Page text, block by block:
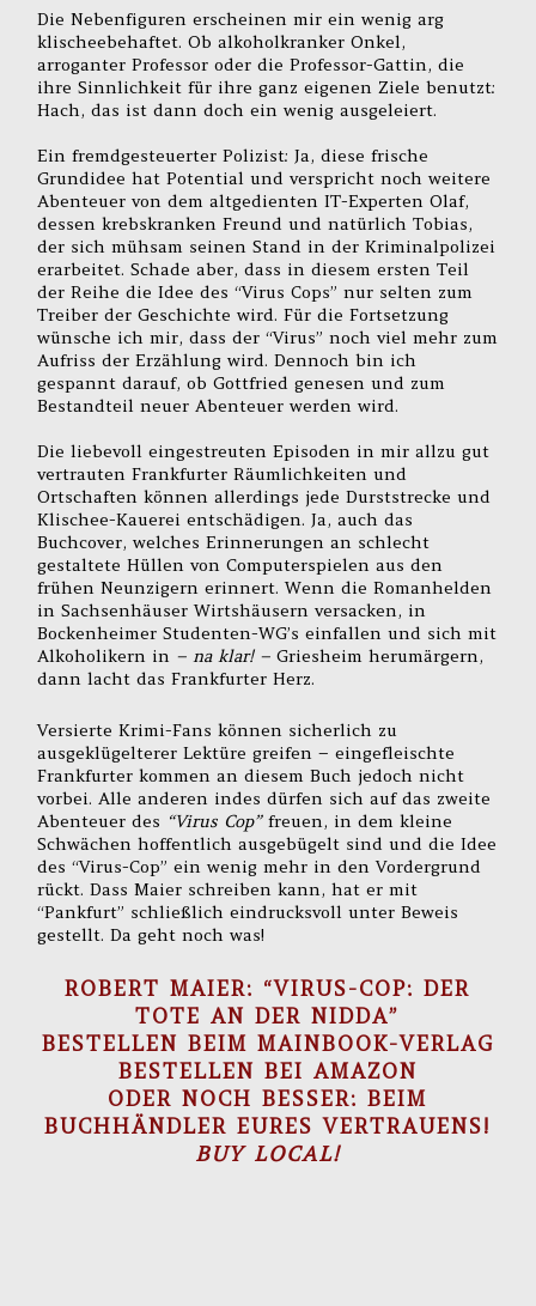
Die Nebenfiguren erscheinen mir ein wenig arg
klischeebehaftet. Ob alkoholkranker Onkel,
arroganter Professor oder die Professor-Gattin, die
ihre Sinnlichkeit für ihre ganz eigenen Ziele benutzt:
Hach, das ist dann doch ein wenig ausgeleiert.
Ein fremdgesteuerter Polizist: Ja, diese frische
Grundidee hat Potential und verspricht noch weitere
Abenteuer von dem altgedienten IT-Experten Olaf,
dessen krebskranken Freund und natürlich Tobias,
der sich mühsam seinen Stand in der Kriminalpolizei
erarbeitet. Schade aber, dass in diesem ersten Teil
der Reihe die Idee des “Virus Cops” nur selten zum
Treiber der Geschichte wird. Für die Fortsetzung
wünsche ich mir, dass der “Virus” noch viel mehr zum
Aufriss der Erzählung wird. Dennoch bin ich
gespannt darauf, ob Gottfried genesen und zum
Bestandteil neuer Abenteuer werden wird.
Die liebevoll eingestreuten Episoden in mir allzu gut
vertrauten Frankfurter Räumlichkeiten und
Ortschaften können allerdings jede Durststrecke und
Klischee-Kauerei entschädigen. Ja, auch das
Buchcover, welches Erinnerungen an schlecht
gestaltete Hüllen von Computerspielen aus den
frühen Neunzigern erinnert. Wenn die Romanhelden
in Sachsenhäuser Wirtshäusern versacken, in
Bockenheimer Studenten-WG’s einfallen und sich mit
Alkoholikern in – na klar! – Griesheim herumärgern,
dann lacht das Frankfurter Herz.
Versierte Krimi-Fans können sicherlich zu
ausgeklügelterer Lektüre greifen – eingefleischte
Frankfurter kommen an diesem Buch jedoch nicht
vorbei. Alle anderen indes dürfen sich auf das zweite
Abenteuer des “Virus Cop”freuen, in dem kleine
Schwächen hoffentlich ausgebügelt sind und die Idee
des “Virus-Cop” ein wenig mehr in den Vordergrund
rückt. Dass Maier schreiben kann, hat er mit
“Pankfurt” schließlich eindrucksvoll unter Beweis
gestellt. Da geht noch was!
ROBERT MAIER: “VIRUS-COP: DER
TOTE AN DER NIDDA”
BESTELLEN BEIM MAINBOOK-VERLAG
BESTELLEN BEI AMAZON
ODER NOCH BESSER: BEIM
BUCHHÄNDLER EURES VERTRAUENS!
BUY LOCAL!